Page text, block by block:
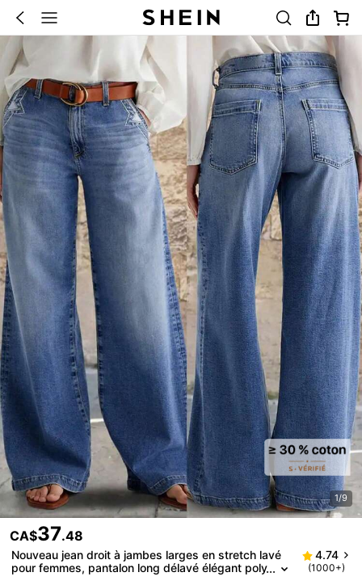
1/9
CA$37.48
Nouveau jean droit à jambes larges en stretch lavé
pour femmes, pantalon long délavé élégant poly
4.74
(1000+)